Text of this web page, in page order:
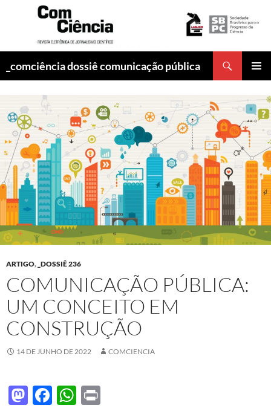
_comciência dossiê comunicação pública
CONTEÚDO
ARTIGO, _DOSSIÊ 236
COMUNICAÇÃO PÚBLICA:
UM CONCEITO EM
CONSTRUÇÃO
14 DE JUNHO DE 2022 COMCIENCIA
M F
W